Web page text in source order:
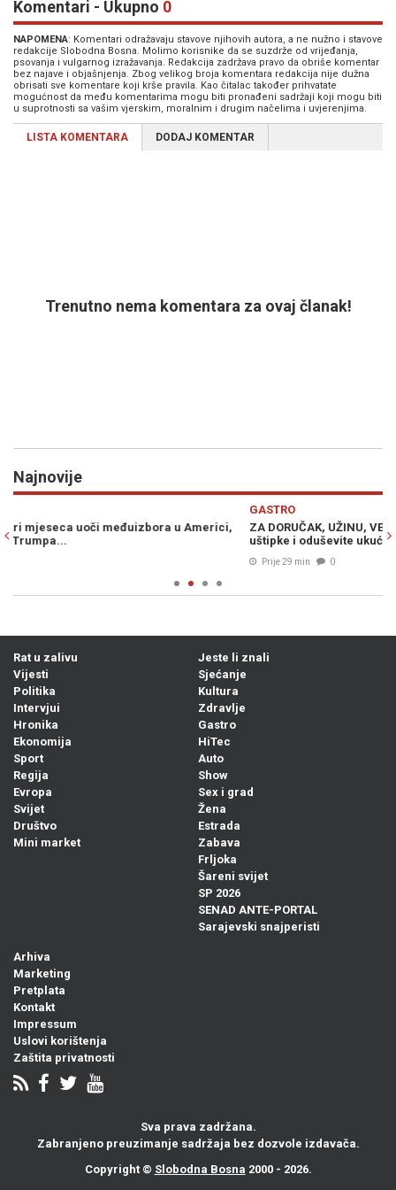
Komentari - Ukupno 0
NAPOMENA: Komentari odražavaju stavove njihovih autora, a ne nužno i stavove
redakcije Slobodna Bosna. Molimo korisnike da se suzdrže od vrijeđanja,
psovanja i vulgarnog izražavanja. Redakcija zadržava pravo da obriše komentar
bez najave i objašnjenja. Zbog velikog broja komentara redakcija nije dužna
obrisati sve komentare koji krše pravila. Kao čitalac također prihvatate
mogućnost da među komentarima mogu biti pronađeni sadržaji koji mogu biti
u suprotnosti sa vašim vjerskim, moralnim i drugim načelima i uvjerenjima.
LISTA KOMENTARA DODAJ KOMENTAR
Trenutno nema komentara za ovaj članak!
Najnovije
ZA DORUČAK, UŽINU, VEČERU...: Za tren oka napravite slasne
uštipke i oduševite ukućane...
Rat u zalivu
Vijesti
Politika
Intervjui
Hronika
Ekonomija
Sport
Regija
Evropa
Svijet
Društvo
Mini market
Jeste li znali
Sjećanje
Kultura
Zdravlje
Gastro
HiTec
Auto
Show
Sex i grad
Žena
Estrada
Zabava
Frljoka
Šareni svijet
SP 2026
SENAD ANTE-PORTAL
Sarajevski snajperisti
Arhiva
Marketing
Pretplata
Kontakt
Impressum
Uslovi korištenja
Zaštita privatnosti
Sva prava zadržana.
Zabranjeno preuzimanje sadržaja bez dozvole izdavača.
Copyright © Slobodna Bosna 2000 - 2026.